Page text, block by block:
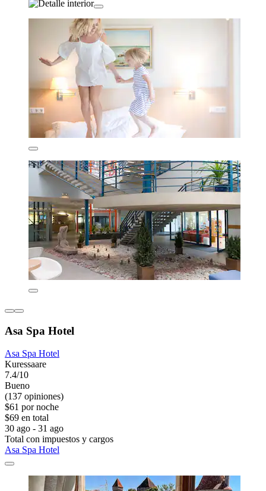
Asa Spa Hotel
Asa Spa Hotel
Kuressaare
7.4/10
Bueno
(137 opiniones)
$61 por noche
$69 en total
30 ago - 31 ago
Total con impuestos y cargos
Asa Spa Hotel